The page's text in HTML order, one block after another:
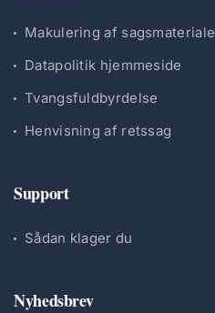
Makulering af sagsmateriale
Datapolitik hjemmeside
Tvangsfuldbyrdelse
Henvisning af retssag
Support
Sådan klager du
Nyhedsbrev